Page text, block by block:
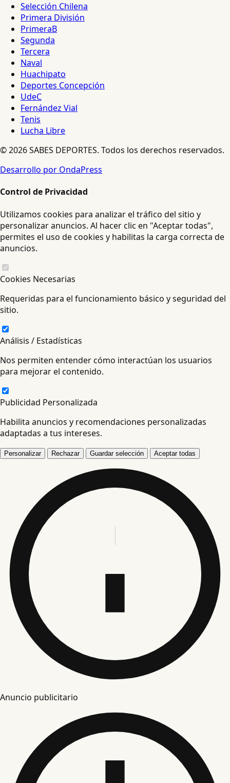
Selección Chilena
Primera División
PrimeraB
Segunda
Tercera
Naval
Huachipato
Deportes Concepción
UdeC
Fernández Vial
Tenis
Lucha Libre
© 2026 SABES DEPORTES. Todos los derechos reservados.
Desarrollo por OndaPress
Control de Privacidad
Utilizamos cookies para analizar el tráfico del sitio y
personalizar anuncios. Al hacer clic en "Aceptar todas",
permites el uso de cookies y habilitas la carga correcta de
anuncios.
Cookies Necesarias
Requeridas para el funcionamiento básico y seguridad del
sitio.
Análisis / Estadísticas
Nos permiten entender cómo interactúan los usuarios
para mejorar el contenido.
Publicidad Personalizada
Habilita anuncios y recomendaciones personalizadas
adaptadas a tus intereses.
Personalizar Rechazar Guardar selección Aceptar todas
Anuncio publicitario